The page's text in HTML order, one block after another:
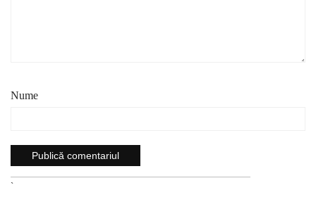
Nume
`